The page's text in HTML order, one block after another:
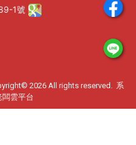
1號
2026 All rights reserved. 系
闆雲平台